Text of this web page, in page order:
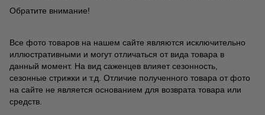
Обратите внимание!
Все фото товаров на нашем сайте являются исключительно
иллюстративными и могут отличаться от вида товара в
данный момент. На вид саженцев влияет сезонность,
сезонные стрижки и т.д. Отличие полученного товара от фото
на сайте не является основанием для возврата товара или
средств.